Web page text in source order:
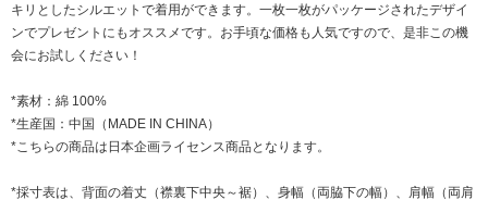
キリとしたシルエットで着用ができます。一枚一枚がパッケージされたデザイ
ンでプレゼントにもオススメです。お手頃な価格も人気ですので、是非この機
会にお試しください！
*素材：綿 100%
*生産国：中国（MADE IN CHINA）
*こちらの商品は日本企画ライセンス商品となります。
*採寸表は、背面の着丈（襟裏下中央～裾）、身幅（両脇下の幅）、肩幅（両肩